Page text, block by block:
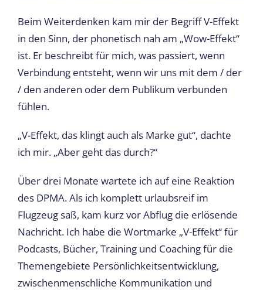
Beim Weiterdenken kam mir der Begriff V-Effekt
in den Sinn, der phonetisch nah am „Wow-Effekt“
ist. Er beschreibt für mich, was passiert, wenn
Verbindung entsteht, wenn wir uns mit dem / der
/ den anderen oder dem Publikum verbunden
fühlen.
„V-Effekt, das klingt auch als Marke gut“, dachte
ich mir. „Aber geht das durch?“
Über drei Monate wartete ich auf eine Reaktion
des DPMA. Als ich komplett urlaubsreif im
Flugzeug saß, kam kurz vor Abflug die erlösende
Nachricht. Ich habe die Wortmarke „V-Effekt“ für
Podcasts, Bücher, Training und Coaching für die
Themengebiete Persönlichkeitsentwicklung,
zwischenmenschliche Kommunikation und